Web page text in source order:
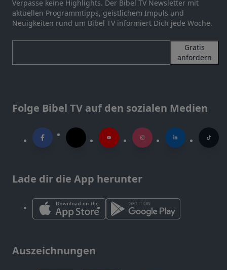
Verpasse keine Highlights. Der Bibel TV Newsletter mit
aktuellen Programmtipps, geistlichem Impuls und
Neuigkeiten rund um Bibel TV informiert Dich jede Woche.
Gratis
anfordern
Folge Bibel TV auf den sozialen Medien
Lade dir die App herunter
Auszeichnungen